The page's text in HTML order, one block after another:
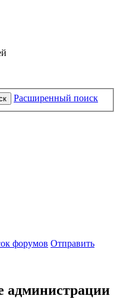
Расширенный поиск
форумов Отправить
администрации